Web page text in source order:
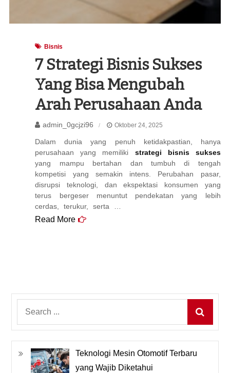
Bisnis
7 Strategi Bisnis Sukses
Yang Bisa Mengubah
Arah Perusahaan Anda
admin_0gcjzi96 Oktober 24, 2025
Dalam dunia yang penuh ketidakpastian, hanya
perusahaan yang memiliki strategi bisnis sukses
yang mampu bertahan dan tumbuh di tengah
kompetisi yang semakin intens. Perubahan pasar,
disrupsi teknologi, dan ekspektasi konsumen yang
terus bergeser menuntut pendekatan yang lebih
cerdas, terukur, serta …
Read More
Teknologi Mesin Otomotif Terbaru
yang Wajib Diketahui